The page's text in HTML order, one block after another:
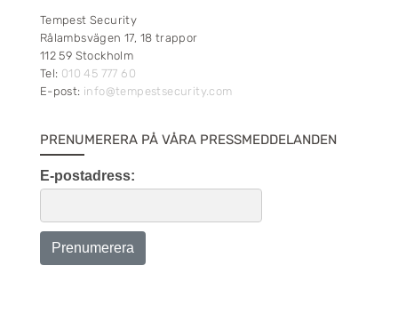
Tempest Security
Rålambsvägen 17, 18 trappor
112 59 Stockholm
Tel: 010 45 777 60
E-post: info@tempestsecurity.com
PRENUMERERA PÅ VÅRA PRESSMEDDELANDEN